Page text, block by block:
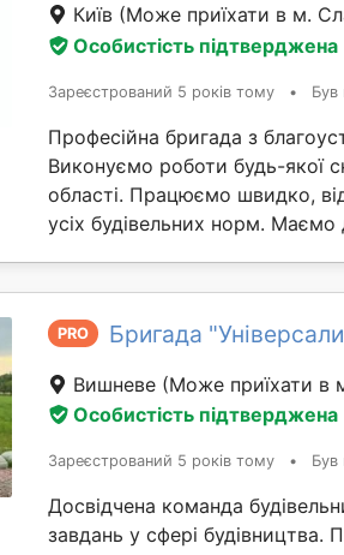
Київ (Може приїхати в м.
Особистість підтверджена
Зареєстрований 5 років тому • Був
Професійна бригада з
Виконуємо роботи будь-якої
області. Працюємо швидко,
усіх будівельних норм. Маємо
PRO Бригада
Вишневе (Може приїхати в
Особистість підтверджена
Зареєстрований 5 років тому • Був
Досвідчена команда
завдань у сфері будівництва.